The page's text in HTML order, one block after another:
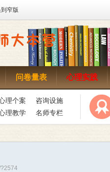
窄版
问卷量表 心理实践
理个案
咨询设施
理教学 名师专栏